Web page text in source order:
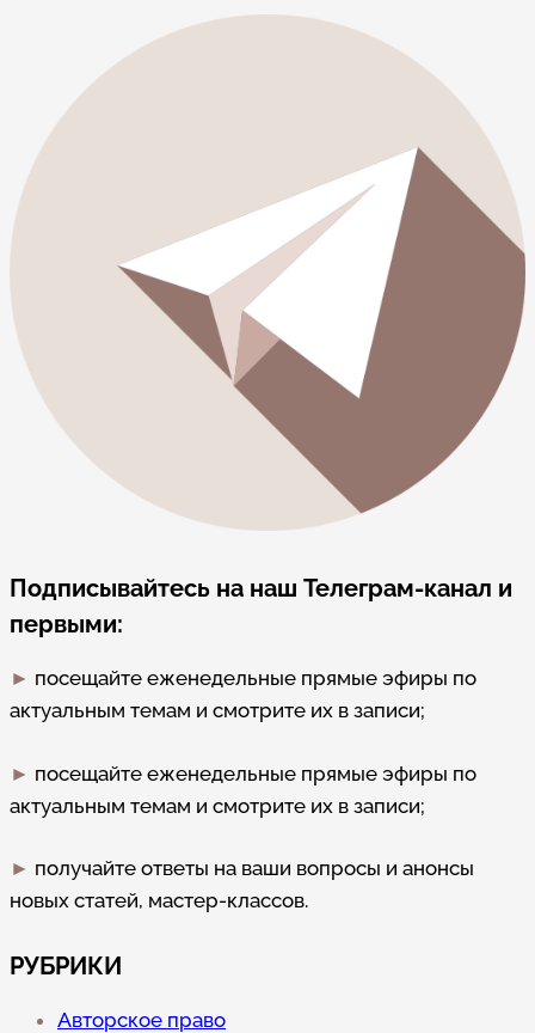
Подписывайтесь на наш Телеграм-канал и
первыми:
► посещайте еженедельные прямые эфиры по
актуальным темам и смотрите их в записи;
► посещайте еженедельные прямые эфиры по
актуальным темам и смотрите их в записи;
► получайте ответы на ваши вопросы и анонсы
новых статей, мастер-классов.
РУБРИКИ
Авторское право